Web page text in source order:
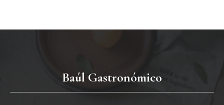
Baúl Gastronómico